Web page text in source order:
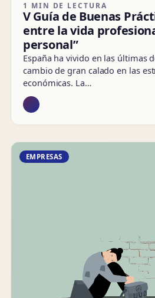
1 MIN DE LECTURA
V Guía de Buenas
entre la vida
personal”
España ha vivido en las últimas
cambio de gran calado en las
económicas. La…
EMPRESAS